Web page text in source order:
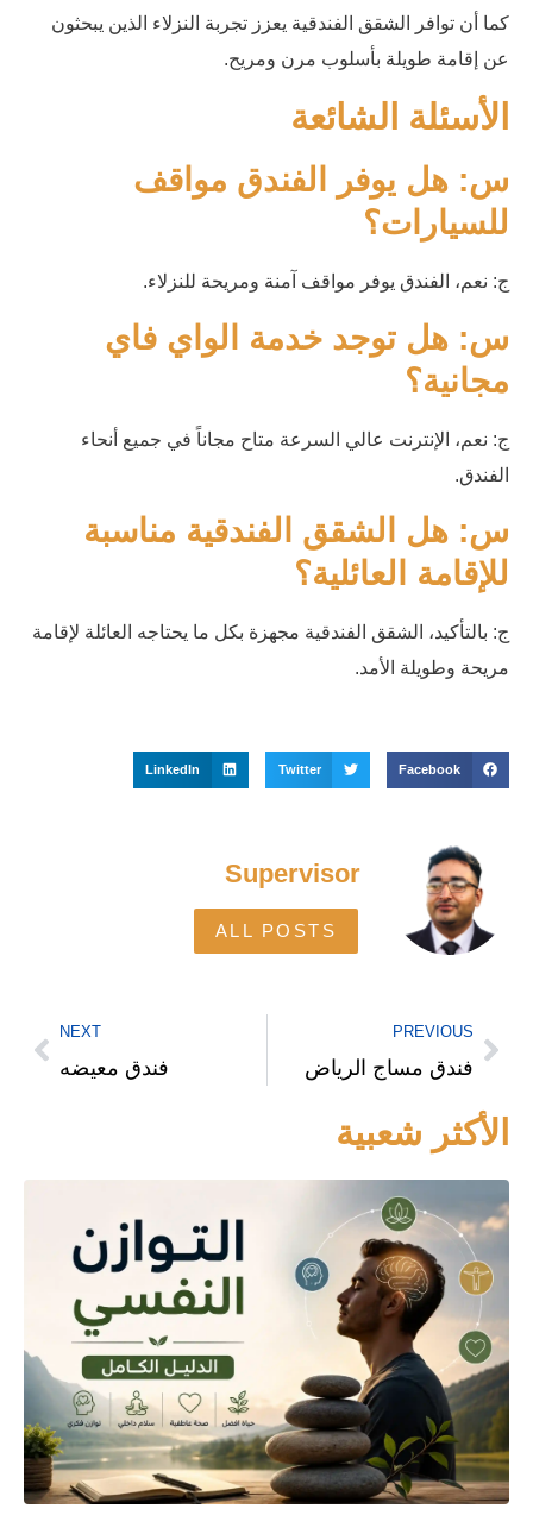
الأكثر شعبية
كما أن توافر الشقق الفندقية يعزز تجربة النزلاء الذين يبحثون
عن إقامة طويلة بأسلوب مرن ومريح.
الأسئلة الشائعة
س: هل يوفر الفندق مواقف
للسيارات؟
ج: نعم، الفندق يوفر مواقف آمنة ومريحة للنزلاء.
س: هل توجد خدمة الواي فاي
مجانية؟
ج: نعم، الإنترنت عالي السرعة متاح مجاناً في جميع أنحاء
الفندق.
س: هل الشقق الفندقية مناسبة
للإقامة العائلية؟
ج: بالتأكيد، الشقق الفندقية مجهزة بكل ما يحتاجه العائلة لإقامة
مريحة وطويلة الأمد.
Facebook
Twitter
LinkedIn
Supervisor
ALL POSTS
PREVIOUS
فندق مساج الرياض
NEXT
فندق معيضه